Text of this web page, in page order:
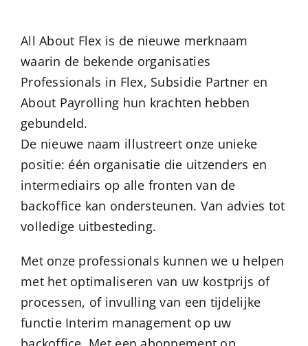
All About Flex is de nieuwe merknaam
waarin de bekende organisaties
Professionals in Flex, Subsidie Partner en
About Payrolling hun krachten hebben
gebundeld.
De nieuwe naam illustreert onze unieke
positie: één organisatie die uitzenders en
intermediairs op alle fronten van de
backoffice kan ondersteunen. Van advies tot
volledige uitbesteding.
Met onze professionals kunnen we u helpen
met het optimaliseren van uw kostprijs of
processen, of invulling van een tijdelijke
functie Interim management op uw